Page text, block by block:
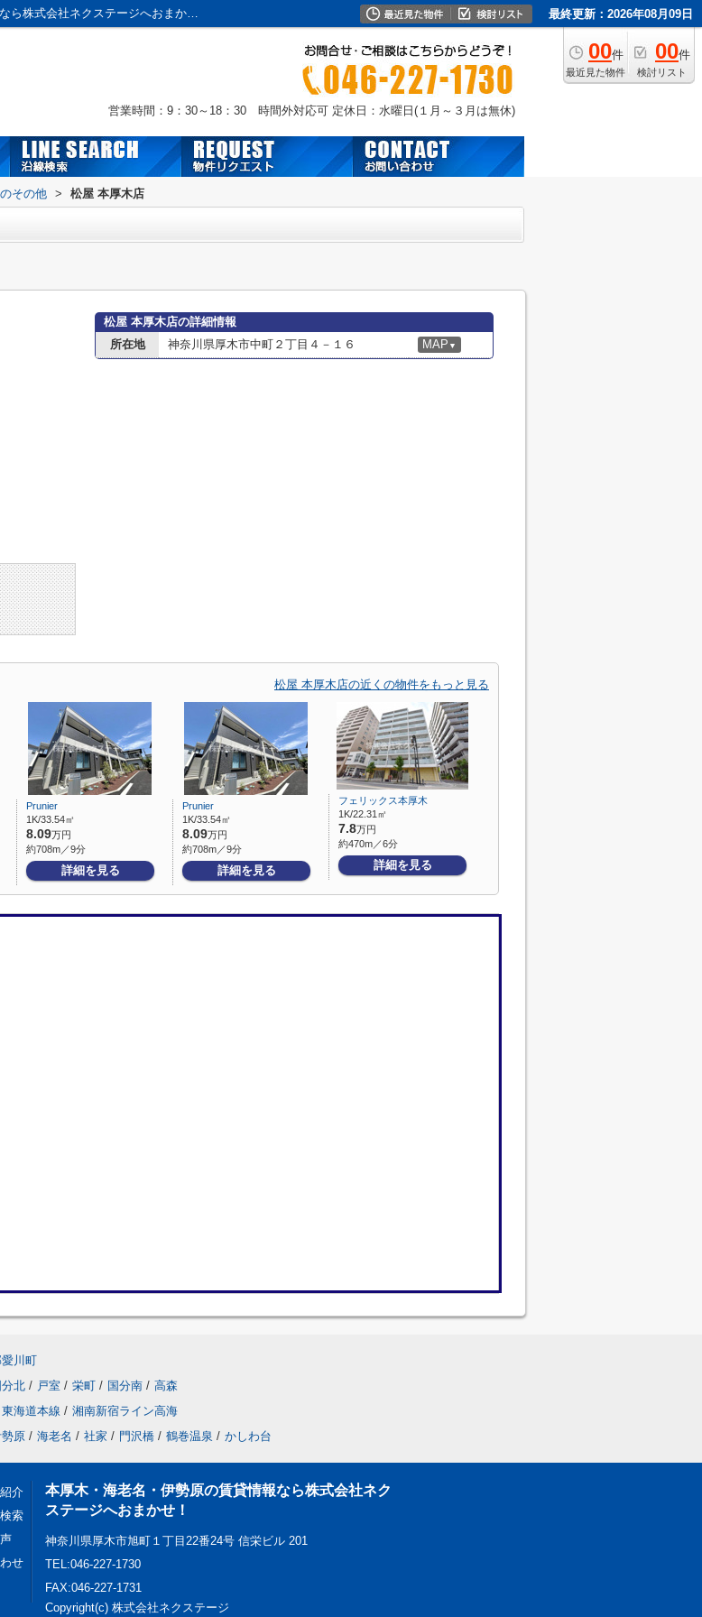
松屋 本厚木店情報ページ｜本厚木・海老名・伊勢原の賃貸情報なら株式会社ネクステージへおまかせ！ 最終更新：2026年08月09日
00件
最近見た物件
00件
検討リスト
営業時間：9：30～18：30 時間外対応可 定休日：水曜日(１月～３月は無休)
その他 > 松屋 本厚木店
松屋 本厚木店の詳細情報
所在地
神奈川県厚木市中町２丁目４－１６ MAP ▼
松屋 本厚木店の近くの物件をもっと見る
Prunier
1K/33.54㎡
8.09万円
約708m／9分
詳細を見る
Prunier
1K/33.54㎡
8.09万円
約708m／9分
詳細を見る
フェリックス本厚木
1K/22.31㎡
7.8万円
約470m／6分
詳細を見る
川町
分北 / 戸室 / 栄町 / 国分南 / 高森
東海道本線 / 湘南新宿ライン高海
原 / 海老名 / 社家 / 門沢橋 / 鶴巻温泉 / かしわ台
介
索
せ
本厚木・海老名・伊勢原の賃貸情報なら株式会社ネク
ステージへおまかせ！
神奈川県厚木市旭町１丁目22番24号 信栄ビル 201
TEL:046-227-1730
FAX:046-227-1731
Copyright(c) 株式会社ネクステージ